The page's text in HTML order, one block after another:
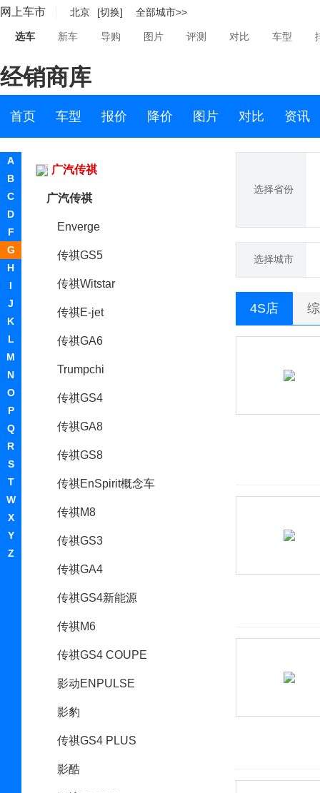
网上车市 北京 [切换] 全部城市>>
选车 新车 导购 图片 评测 对比 车型
经销商库
首页 车型 报价 降价 图片 对比 资讯
A
B
C
D
F
G
H
I
J
K
L
M
N
O
P
Q
R
S
T
W
X
Y
Z
GMA
GMC
光冈
广汽传祺
广汽传祺
Enverge
传祺GS5
传祺Witstar
传祺E-jet
传祺GA6
Trumpchi
传祺GS4
传祺GA8
传祺GS8
传祺EnSpirit概念车
传祺M8
传祺GS3
传祺GA4
传祺GS4新能源
传祺M6
传祺GS4 COUPE
影动ENPULSE
影豹
传祺GS4 PLUS
影酷
选择省份
选择城市
4S店